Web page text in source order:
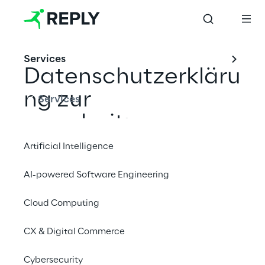
Services
Services
Artificial Intelligence
AI-powered Software Engineering
Cloud Computing
CX & Digital Commerce
Cybersecurity
Datenschutzerkläru
ng zur
verarbeitung
personenbezogene
r Daten von
Lieferanten und
Lieferanten